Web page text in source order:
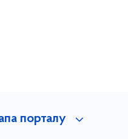
порталу